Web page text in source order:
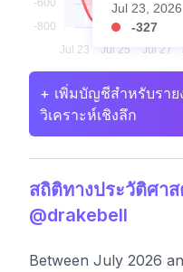
Jul 23, 2026
-327
+ เพิ่มบัญชีสำหรับราย
วิเคราะห์เชิงลึก
สถิติทางประวัติศา
@drakebell
Between July 2026